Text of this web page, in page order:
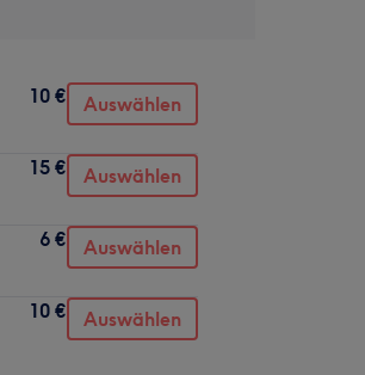
10 € Auswählen
15 € Auswählen
6 € Auswählen
10 € Auswählen